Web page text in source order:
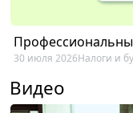
30 июля 2026Налоги и
Видео